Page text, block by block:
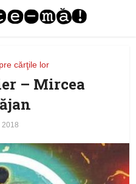
cărţile lor
– Mircea
2018